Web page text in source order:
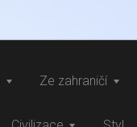
Ze zahraničí